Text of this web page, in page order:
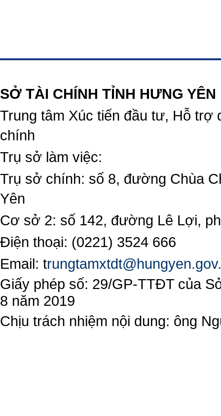
SỞ TÀI CHÍNH TỈNH HƯNG YÊN
Trung tâm Xúc tiến đầu tư, Hỗ trợ
chính
Trụ sở làm việc:
Trụ sở chính: số 8, đường Chùa
Yên
Cơ sở 2: số 142, đường Lê Lợi,
Điện thoại: (0221) 3524 666
Email: t
Giấy phép số: 29/GP-TTĐT của
8 năm 2019
Chịu trách nhiệm nội dung: ông